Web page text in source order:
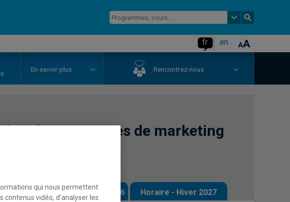
fr en
En savoir plus Rencontrez-nous
de campagnes de marketing
Horaire - Automne 2026 Horaire - Hiver 2027
qui nous permettent
contenus vidéo, d’analyser les